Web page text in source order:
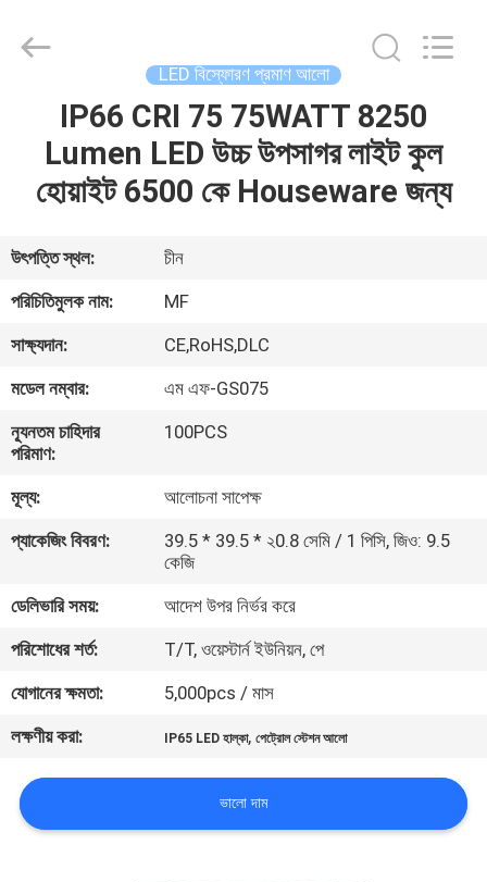
পণ্য
ভিডিও
সম্পর্কে
কারখানা
মান
যোগাযোগ
করুন
জন্য
আবেদন
Lighting
Co.,Ltd..
LED বিস্ফোরণ প্রমাণ আলো
IP66 CRI 75 75WATT 8250
Lumen LED উচ্চ উপসাগর লাইট কুল
হোয়াইট 6500 কে Houseware জন্য
উৎপত্তি স্থল:
চীন
পরিচিতিমুলক নাম:
MF
সাক্ষ্যদান:
CE,RoHS,DLC
মডেল নম্বার:
এম এফ-GS075
ন্যূনতম চাহিদার
পরিমাণ:
100PCS
মূল্য:
আলোচনা সাপেক্ষ
প্যাকেজিং বিবরণ:
39.5 * 39.5 * ২0.8 সেমি / 1 পিসি, জিও: 9.5
কেজি
ডেলিভারি সময়:
আদেশ উপর নির্ভর করে
পরিশোধের শর্ত:
T/T, ওয়েস্টার্ন ইউনিয়ন, পে
যোগানের ক্ষমতা:
5,000pcs / মাস
লক্ষণীয় করা:
IP65 LED হাল্কা,পেট্রোল স্টেশন আলো
ভালো দাম